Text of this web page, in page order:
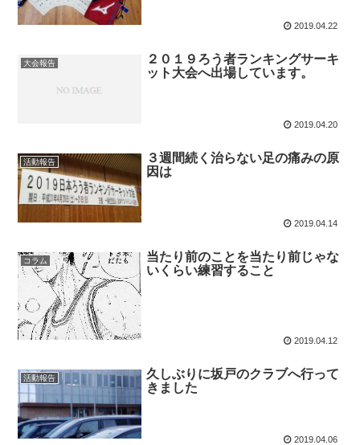
2019.04.22
大会報告
２０１９ろう者ランキングサーキ
ット大会へ出場しています。
2019.04.20
活動報告
３週間続く治らない足の痛みの原
因は
2019.04.14
コラム
当たり前のことを当たり前じゃな
いくらい練習すること
2019.04.12
活動報告
久しぶりに坂戸のクラブへ行って
きました
2019.04.06